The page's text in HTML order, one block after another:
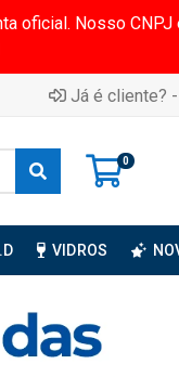
oficial. Nosso
Já é cliente?
0
VIDROS